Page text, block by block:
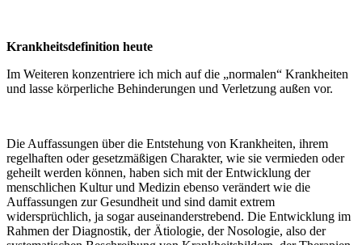
Krankheitsdefinition heute
Im Weiteren konzentriere ich mich auf die „normalen“ Krankheiten
und lasse körperliche Behinderungen und Verletzung außen vor.
Die Auffassungen über die Entstehung von Krankheiten, ihrem
regelhaften oder gesetzmäßigen Charakter, wie sie vermieden oder
geheilt werden können, haben sich mit der Entwicklung der
menschlichen Kultur und Medizin ebenso verändert wie die
Auffassungen zur Gesundheit und sind damit extrem
widersprüchlich, ja sogar auseinanderstrebend. Die Entwicklung im
Rahmen der Diagnostik, der Ätiologie, der Nosologie, also der